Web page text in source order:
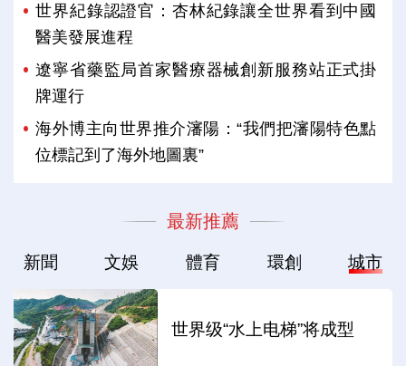
世界紀錄認證官：杏林紀錄讓全世界看到中國
醫美發展進程
遼寧省藥監局首家醫療器械創新服務站正式掛
牌運行
海外博主向世界推介瀋陽：“我們把瀋陽特色點
位標記到了海外地圖裏”
最新推薦
新聞 文娛 體育 環創 城市
世界级“水上电梯”将成型